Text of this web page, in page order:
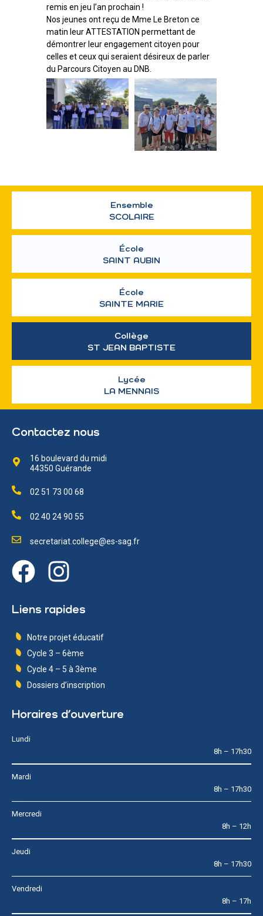
remis en jeu l’an prochain !
Nos jeunes ont reçu de Mme Le Breton ce
matin leur ATTESTATION permettant de
démontrer leur engagement citoyen pour
celles et ceux qui seraient désireux de parler
du Parcours Citoyen au DNB.
Ensemble
SCOLAIRE
École
SAINT AUBIN
École
SAINTE MARIE
Collège
ST JEAN BAPTISTE
Lycée
LA MENNAIS
Contactez nous
16 boulevard du midi
44350 Guérande
02 51 73 00 68
02 40 24 90 55
secretariat.college@es-sag.fr
Liens rapides
Notre projet éducatif
Cycle 3 – 6ème
Cycle 4 – 5 à 3ème
Dossiers d’inscription
Horaires d’ouverture
Lundi
8h – 17h30
Mardi
8h – 17h30
Mercredi
8h – 12h
Jeudi
8h – 17h30
Vendredi
8h – 17h